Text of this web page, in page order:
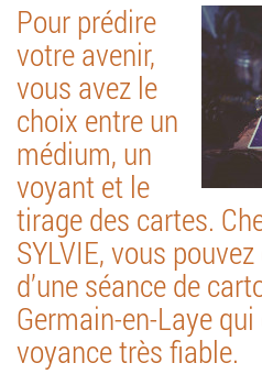
Pour prédire
votre avenir,
vous avez le
choix entre un
médium, un
voyant et le
tirage des cartes.
SYLVIE, vous
d’une séance de
Germain-en-Laye
voyance très fiable.